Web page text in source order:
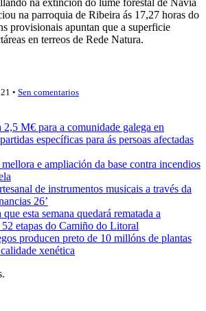
na parroquia de Ribeira ás 17,27 horas do
provisionais apuntan que a superficie
en terreos de Rede Natura.
• Sen comentarios
M€ para a comunidade galega en
específicas para ás persoas afectadas
e ampliación da base contra incendios
de instrumentos musicais a través da
26’
esta semana quedará rematada a
etapas do Camiño do Litoral
producen preto de 10 millóns de plantas
xenética